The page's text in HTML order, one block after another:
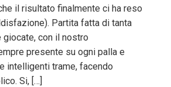
il risultato finalmente ci ha reso
Partita fatta di tanta
con il nostro
presente su ogni palla e
intelligenti trame, facendo
Si, […]